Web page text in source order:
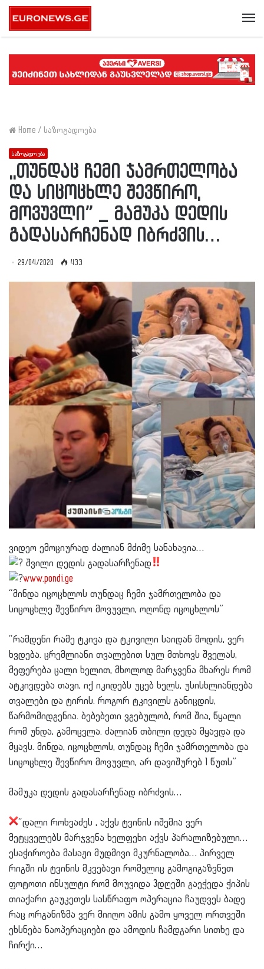
Home / საზოგადოება
საზოგადოება
,,თუნდაც ჩემი ჯამრთელობა
და სიცოცხლე შევწირო,
მოვუვლი” _ მამუკა დედის
გადასარჩენად იბრძვის…
29/04/2020 433
ვიდეო ემოციურად ძალიან მძიმე სანახავია…
შვილი დედის გადასარჩენად
www.pondi.ge
“მინდა იცოცხლოს თუნდაც ჩემი ჯამრთელობა და
სიცოცხლე შევწირო მოვუვლი, ოღონდ იცოცხლოს”
“რამდენი რამე ტკივა და ტკივილი საიდან მოდის, ვერ
ხვდება. ცრემლიანი თვალებით სულ მთხოვს შველას,
მეფერება ცალი ხელით, მხოლოდ მარჯვენა მხარეს რომ
ატკივდება თავი, იქ იკიდებს უცებ ხელს, უსისხლიანდება
თვალები და ტირის. როგორ ტკივილს განიცდის,
წარმომიდგენია. ბებებეთი ვგებულობ, რომ შია, წყალი
რომ უნდა, გამოცვლა. ძალიან თბილი დედა მყავდა და
მყავს. მინდა, იცოცხლოს, თუნდაც ჩემი ჯამრთელობა და
სიცოცხლე შევწირო მოვუვლი, არ დავიშურებ 1 წუთს”
მამუკა დედის გადასარჩენად იბრძვის…
“დალი როხვაძეს , აქვს ტვინის იშემია ვერ
მეტყველებს მარჯვენა ხელფეხი აქვს პარალიზებული…
ესაჭიროება მასაჟი მუდმივი მკურნალობა… პირველ
რიგში ის ტვინის მკვებავი რომელიც გამოგიგაზვნეთ
ფოტოთი ინსულტი რომ მოუვიდა 3დღეში გაეჭედა ჭიპის
თიაქარი გაუკეთეს სასწრაფო ოპერაცია ჩაუდვეს ბადე
რაც ორგანიზმა ვერ მიიღო ამის გამო ყოველ ორთვეში
ეხსნება ნაოპერაციები და ამოდის ჩამდგარი სითხე და
ჩირქი…